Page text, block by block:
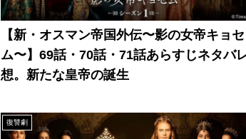
【新・オスマン帝国外伝〜影の女帝キョセ
ム〜】69話・70話・71話あらすじネタバ
想。新たな皇帝の誕生
復讐劇